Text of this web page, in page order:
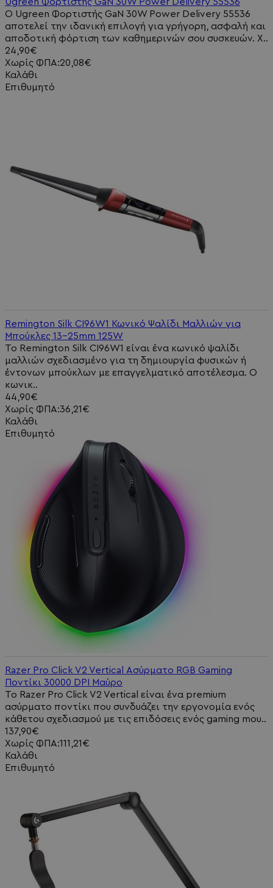
Ο Ugreen Φορτιστής GaN 30W Power Delivery 55536
αποτελεί την ιδανική επιλογή για γρήγορη, ασφαλή και
αποδοτική φόρτιση των καθημερινών σου συσκευών. Χ..
24,90€
Χωρίς ΦΠΑ:20,08€
Καλάθι
Επιθυμητό
Remington Silk CI96W1 Κωνικό Ψαλίδι Μαλλιών για
Μπούκλες 13-25mm 125W
Το Remington Silk CI96W1 είναι ένα κωνικό ψαλίδι
μαλλιών σχεδιασμένο για τη δημιουργία φυσικών ή
έντονων μπούκλων με επαγγελματικό αποτέλεσμα. Ο
κωνικ..
44,90€
Χωρίς ΦΠΑ:36,21€
Καλάθι
Επιθυμητό
Razer Pro Click V2 Vertical Ασύρματο RGB Gaming
Ποντίκι 30000 DPI Μαύρο
Το Razer Pro Click V2 Vertical είναι ένα premium
ασύρματο ποντίκι που συνδυάζει την εργονομία ενός
κάθετου σχεδιασμού με τις επιδόσεις ενός gaming mou..
137,90€
Χωρίς ΦΠΑ:111,21€
Καλάθι
Επιθυμητό